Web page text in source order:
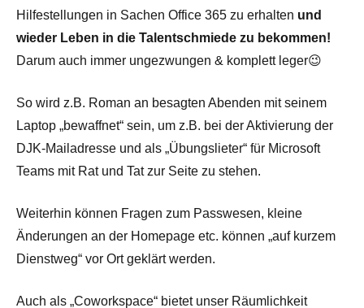
Hilfestellungen in Sachen Office 365 zu erhalten und
wieder Leben in die Talentschmiede zu bekommen!
Darum auch immer ungezwungen & komplett leger😉
So wird z.B. Roman an besagten Abenden mit seinem
Laptop „bewaffnet“ sein, um z.B. bei der Aktivierung der
DJK-Mailadresse und als „Übungslieter“ für Microsoft
Teams mit Rat und Tat zur Seite zu stehen.
Weiterhin können Fragen zum Passwesen, kleine
Änderungen an der Homepage etc. können „auf kurzem
Dienstweg“ vor Ort geklärt werden.
Auch als „Coworkspace“ bietet unser Räumlichkeit